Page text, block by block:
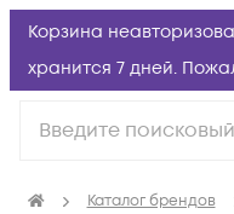
Корзина
хранится 7 дней.
Каталог брендов